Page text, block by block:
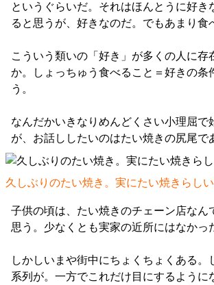
というぐらいだ。それはほんとうに好き
ると思うが、好きなのだ。でもあまり食
こういう類いの「好き」が多くの人に存
か。しょっちゅう食べること＝好きの条
う。
なんだかいきなりめんどくさい小理屈で
が、お話ししたいのはたい焼きの尻尾で
久しぶりのたい焼き。実にたい焼きらしい
子供の頃は、たい焼きのチェーン店なん
思う。少なくとも実家の近所にはなかっ
しかしいまや街中にちょくちょくある。
系列が。一方でこれだけ目にするように